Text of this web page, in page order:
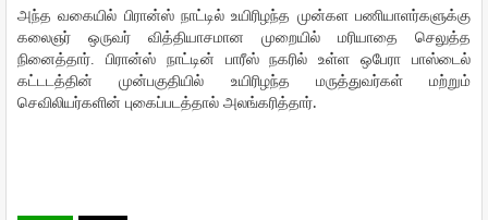
அந்த வகையில் பிரான்ஸ் நாட்டில் உயிரிழந்த முன்கள பணியாளர்களுக்கு
கலைஞர்
ஒருவர் வித்தியாசமான முறையில் மரியாதை
செலுத்த
நினைத்தார். பிரான்ஸ் நாட்டின் பாரீஸ் நகரில் உள்ள ஒபேரா
பாஸ்டைல்
கட்டடத்தின்
முன்பகுதியில் உயிரிழந்த மருத்துவர்கள்
மற்றும்
செவிலியர்களின் புகைப்படத்தால் அலங்கரித்தார்.